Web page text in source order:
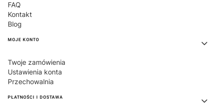
FAQ
Kontakt
Blog
MOJE KONTO
Twoje zamówienia
Ustawienia konta
Przechowalnia
PŁATNOŚCI I DOSTAWA